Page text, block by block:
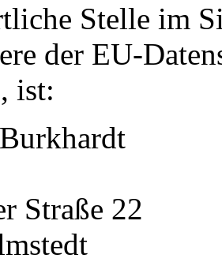
Stelle im
der EU-
ist:
Straße 22